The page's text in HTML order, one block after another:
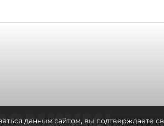
данным сайтом, вы подтверждаете